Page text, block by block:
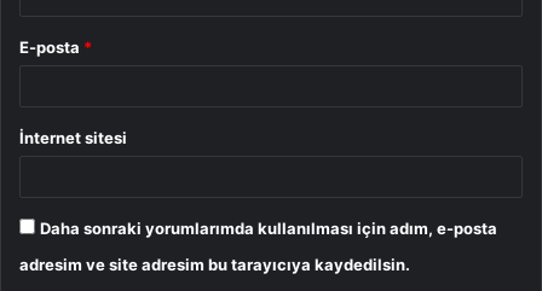
E-posta *
İnternet sitesi
Daha sonraki yorumlarımda kullanılması için adım, e-posta
adresim ve site adresim bu tarayıcıya kaydedilsin.